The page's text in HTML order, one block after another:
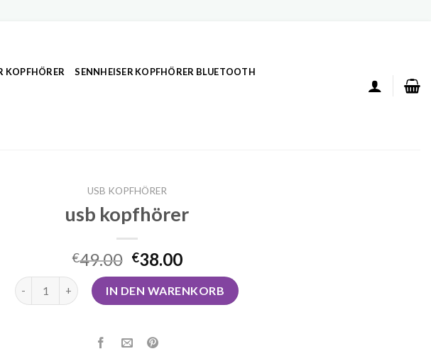
KOPFHÖRER SENNHEISER KOPFHÖRER BLUETOOTH
USB KOPFHÖRER
usb kopfhörer
€49.00 €38.00
usb kopfhörer MengeIN DEN WARENKORB